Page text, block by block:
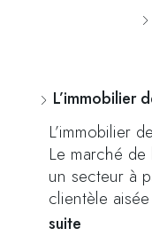
L’immobilier
L’immobilier
Le marché
un secteur à
clientèle
suite